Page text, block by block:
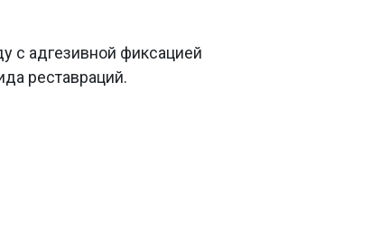
с адгезивной фиксацией
реставраций.